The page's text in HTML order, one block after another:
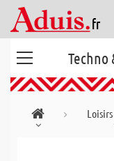
Techno